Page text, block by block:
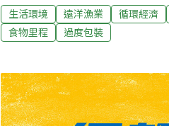
善食材」列入觀察面向，檢視連
時也要愛護地球。不過度包裝 減
從「餐點有無過度包裝」及「隨
對於漢堡、三明治大多以抗油包
配塑膠上蓋，大同小異。但仍有
採用塑膠刀叉並以大紙盒盛裝，
生活環境 遠洋漁業 循環經濟
食物里程
過度包裝